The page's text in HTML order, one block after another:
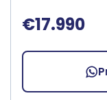
€17.990